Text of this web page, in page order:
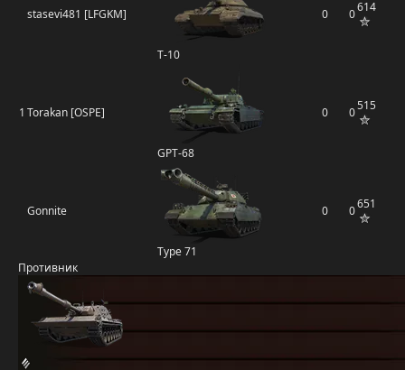
stasevi481 [LFGKM]
Т-10
0 0614
1 Torakan [OSPE]
GPT-68
0 0515
Gonnite
Type 71
0 0651
Противник